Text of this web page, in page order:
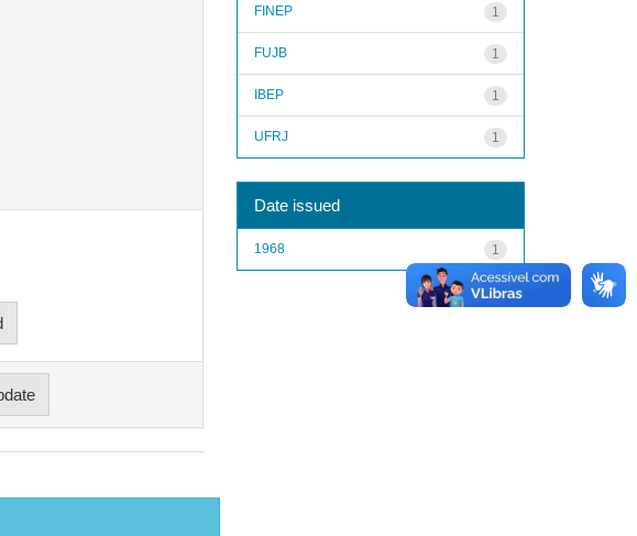
1
FINEP
1
FUJB
1
IBEP
1
UFRJ
Date issued
1
1968